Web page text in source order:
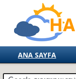
ANA SAYFA
TÜRKİYE